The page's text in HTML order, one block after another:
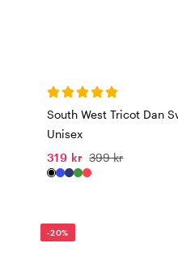
South West Tricot Dan
Unisex
319 kr 399 kr
-20%